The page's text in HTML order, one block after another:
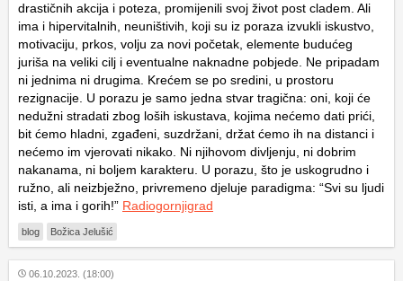
drastičnih akcija i poteza, promijenili svoj život post cladem. Ali
ima i hipervitalnih, neuništivih, koji su iz poraza izvukli iskustvo,
motivaciju, prkos, volju za novi početak, elemente budućeg
juriša na veliki cilj i eventualne naknadne pobjede. Ne pripadam
ni jednima ni drugima. Krećem se po sredini, u prostoru
rezignacije. U porazu je samo jedna stvar tragična: oni, koji će
nedužni stradati zbog loših iskustava, kojima nećemo dati prići,
bit ćemo hladni, zgađeni, suzdržani, držat ćemo ih na distanci i
nećemo im vjerovati nikako. Ni njihovom divljenju, ni dobrim
nakanama, ni boljem karakteru. U porazu, što je uskogrudno i
ružno, ali neizbježno, privremeno djeluje paradigma: “Svi su ljudi
isti, a ima i gorih!” Radiogornjigrad
blog Božica Jelušić
06.10.2023. (18:00)